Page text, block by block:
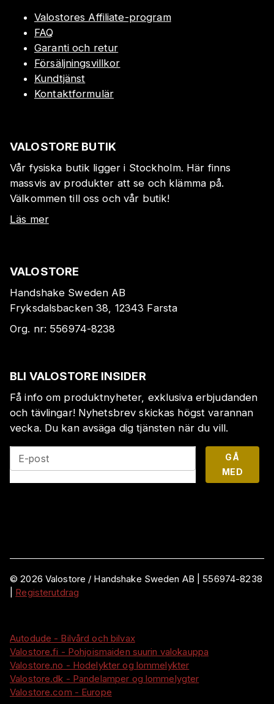
Valostores Affiliate-program
FAQ
Garanti och retur
Försäljningsvillkor
Kundtjänst
Kontaktformulär
VALOSTORE BUTIK
Vår fysiska butik ligger i Stockholm. Här finns
massvis av produkter att se och klämma på.
Välkommen till oss och vår butik!
Läs mer
VALOSTORE
Handshake Sweden AB
Fryksdalsbacken 38, 12343 Farsta
Org. nr: 556974-8238
BLI VALOSTORE INSIDER
Få info om produktnyheter, exklusiva erbjudanden
och tävlingar! Nyhetsbrev skickas högst varannan
vecka. Du kan avsäga dig tjänsten när du vill.
E-post
GÅ
MED
©2026 Valostore / Handshake Sweden AB
556974-8238
Registerutdrag
Autodude - Bilvård och bilvax
Valostore.fi - Pohjoismaiden suurin valokauppa
Valostore.no - Hodelykter og lommelykter
Valostore.dk - Pandelamper og lommelygter
Valostore.com - Europe